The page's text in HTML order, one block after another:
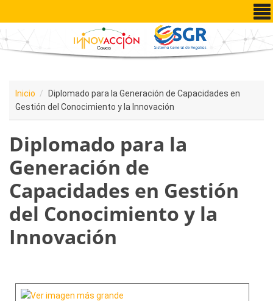
Pasar al contenido principal
Inicio
Diplomado para la Generación de Capacidades en
Gestión del Conocimiento y la Innovación
Diplomado para la
Generación de
Capacidades en Gestión
del Conocimiento y la
Innovación